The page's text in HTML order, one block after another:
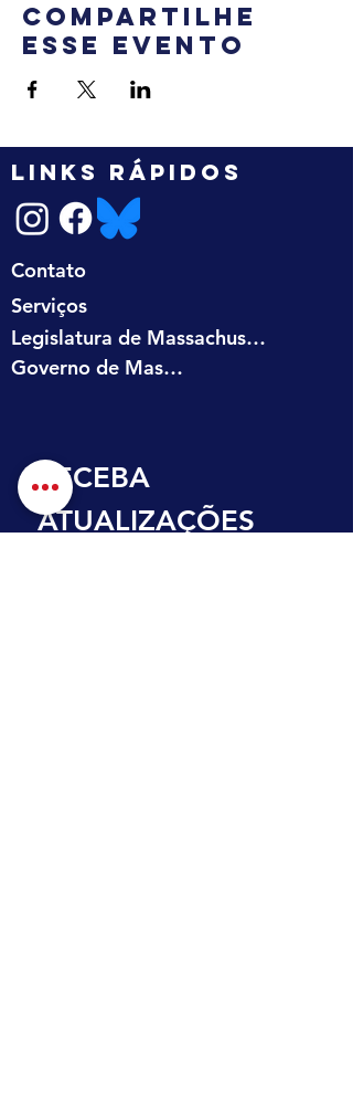
Compartilhe
esse evento
LINKS RÁPIDOS
Contato
Serviços
Legislatura de Massachusetts
Governo de Massachusetts
RECEBA
ATUALIZAÇÕES